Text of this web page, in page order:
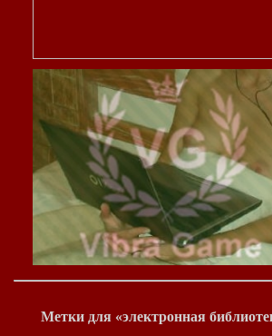
Метки для «электронная